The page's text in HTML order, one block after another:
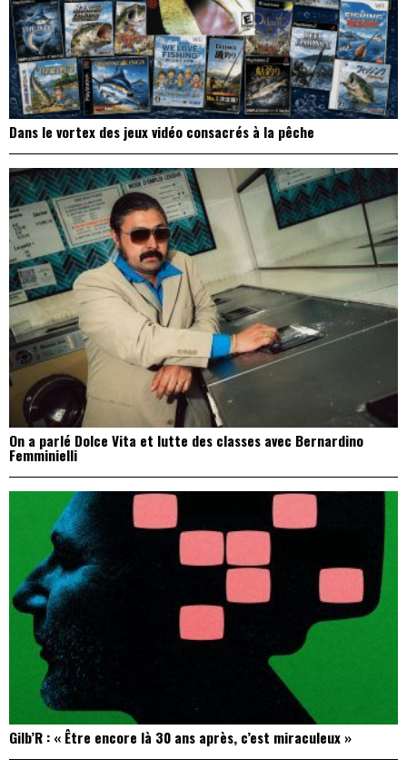
Dans le vortex des jeux vidéo consacrés à la pêche
On a parlé Dolce Vita et lutte des classes avec Bernardino
Femminielli
Gilb’R : « Être encore là 30 ans après, c’est miraculeux »